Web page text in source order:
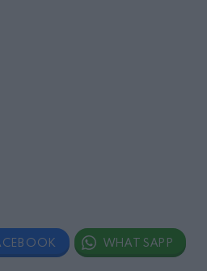
WHATSAPP